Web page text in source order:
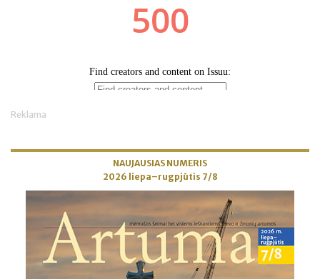
Reklama
NAUJAUSIAS NUMERIS
2026 liepa–rugpjūtis 7/8